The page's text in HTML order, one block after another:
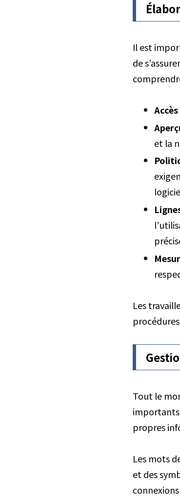
Il est
de
et la
Les
Tout le
importants
propres
Les mots
et des